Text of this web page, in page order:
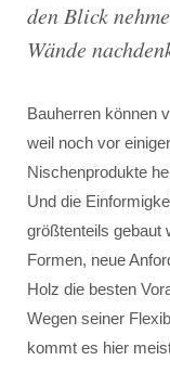
den Blick
Wände
Bauherren können
weil noch vor
Nischenprodukte
Und die
größtenteils gebaut
Formen, neue
Holz die besten
Wegen seiner
kommt es hier